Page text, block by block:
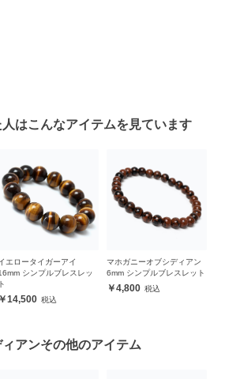
はこんなアイテムを見ています
エロータイガーアイ
シンプルブレスレッ
ト
14,500
マホガニーオブシディアン
6mm シンプルブレスレット
4,800
アンその他のアイテム